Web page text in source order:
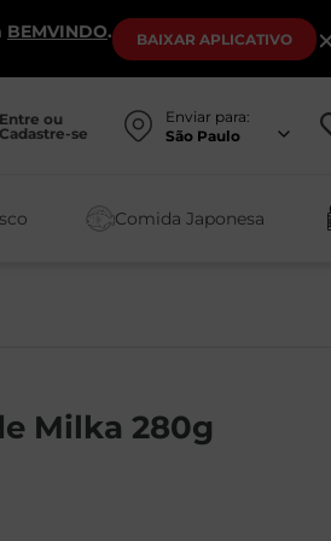
BEMVINDO. BAIXAR APLICATIVO
Entre ou
Cadastre-se
Enviar para:
São Paulo
Comida Japonesa
Milka 280g